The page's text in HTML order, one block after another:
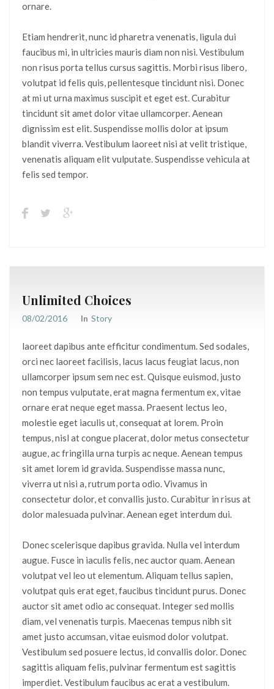
ornare.
Etiam hendrerit, nunc id pharetra venenatis, ligula dui
faucibus mi, in ultricies mauris diam non nisi. Vestibulum
non risus porta tellus cursus sagittis. Morbi risus libero,
volutpat id felis quis, pellentesque tincidunt nisi. Donec
at mi ut urna maximus suscipit et eget est. Curabitur
tincidunt sit amet dolor vitae ullamcorper. Aenean
dignissim est elit. Suspendisse mollis dolor at ipsum
blandit viverra. Vestibulum laoreet nisi at velit tristique,
venenatis aliquam elit vulputate. Suspendisse vehicula at
felis sed tempor.
Unlimited Choices
08/02/2016 In Story
laoreet dapibus ante efficitur condimentum. Sed sodales,
orci nec laoreet facilisis, lacus lacus feugiat lacus, non
ullamcorper ipsum sem nec est. Quisque euismod, justo
non tempus vulputate, erat magna fermentum ex, vitae
ornare erat neque eget massa. Praesent lectus leo,
molestie eget iaculis ut, consequat at lorem. Proin
tempus, nisl at congue placerat, dolor metus consectetur
augue, ac fringilla urna turpis ac neque. Aenean tempus
sit amet lorem id gravida. Suspendisse massa nunc,
viverra ut nisi a, rutrum porta odio. Vivamus in
consectetur dolor, et convallis justo. Curabitur in risus at
dolor malesuada pulvinar. Aenean eget interdum dui.
Donec scelerisque dapibus gravida. Nulla vel interdum
augue. Fusce in iaculis felis, nec auctor quam. Aenean
volutpat vel leo ut elementum. Aliquam tellus sapien,
volutpat quis erat eget, faucibus tincidunt purus. Donec
auctor sit amet odio ac consequat. Integer sed mollis
diam, vel venenatis turpis. Maecenas tempus nibh sit
amet justo accumsan, vitae euismod dolor volutpat.
Vestibulum sed posuere lectus, id convallis dolor. Donec
sagittis aliquam felis, pulvinar fermentum est sagittis
imperdiet. Vestibulum faucibus ac erat a vestibulum.